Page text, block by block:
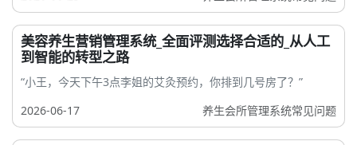
美容养生营销管理系统_全面评测选择合适的_从人工
到智能的转型之路
“小王，今天下午3点李姐的艾灸预约，你排到几号房了？”
2026-06-17
养生会所管理系统常见问题